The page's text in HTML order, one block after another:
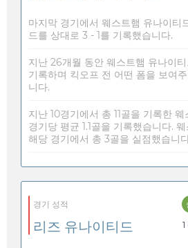
마지막 경기에서 웨스트햄 유나이티
드를 상대로 3 - 1를 기록했습니다.
지난 26개월 동안 웨스트햄 유나이
기록하며 킥오프 전 어떤 폼을 보여
니다.
지난 10경기에서 총 11골을 기록한
경기당 평균 1.1골을 기록했습니다.
해당 경기에서 총 3골을 실점했습니
경기 성적
리즈 유나이티드